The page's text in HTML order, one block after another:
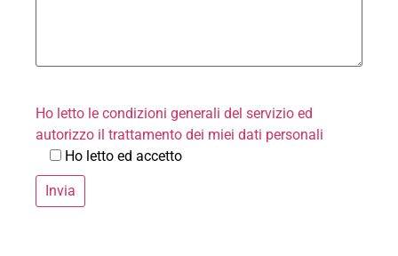
Ho letto le condizioni generali del servizio ed
autorizzo il trattamento dei miei dati personali
Ho letto ed accetto